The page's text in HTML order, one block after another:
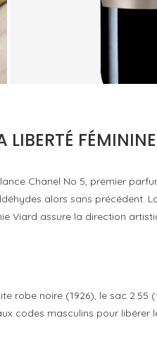
AURORE DE DAUZAC
GRAVES
FÉMININE
Chanel No 5, premier
alors sans précédent.
Viard assure la direction
robe noire (1926), le sac 2.55
codes masculins pour libérer